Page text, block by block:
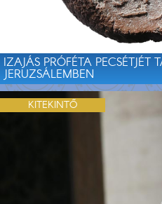
IZAJÁS PRÓFÉTA PECSÉTJÉT
JERUZSÁLEMBEN
KITEKINTŐ